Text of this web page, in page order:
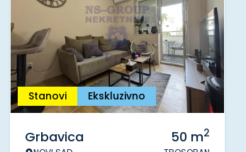
Stanovi Ekskluzivno
Grbavica 50 m2